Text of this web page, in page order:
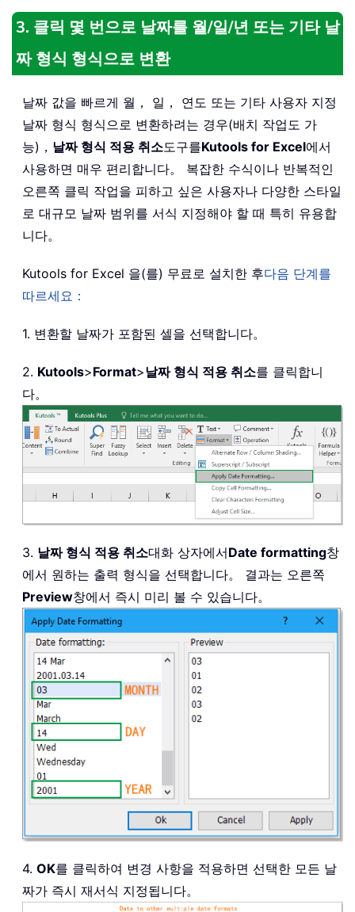
3. 클릭 몇 번으로 날짜를 월/일/년 또는 기타 날
짜 형식 형식으로 변환
날짜 값을 빠르게 월， 일， 연도 또는 기타 사용자 지정
날짜 형식 형식으로 변환하려는 경우(배치 작업도 가
능)， 날짜 형식 적용 취소도구를Kutools for Excel에서
사용하면 매우 편리합니다。 복잡한 수식이나 반복적인
오른쪽 클릭 작업을 피하고 싶은 사용자나 다양한 스타일
로 대규모 날짜 범위를 서식 지정해야 할 때 특히 유용합
니다。
Kutools for Excel 을(를) 무료로 설치한 후다음 단계를
따르세요：
1. 변환할 날짜가 포함된 셀을 선택합니다。
2. Kutools>Format>날짜 형식 적용 취소를 클릭합니
다。
3. 날짜 형식 적용 취소대화 상자에서Date formatting창
에서 원하는 출력 형식을 선택합니다。 결과는 오른쪽
Preview창에서 즉시 미리 볼 수 있습니다。
4. OK를 클릭하여 변경 사항을 적용하면 선택한 모든 날
짜가 즉시 재서식 지정됩니다。